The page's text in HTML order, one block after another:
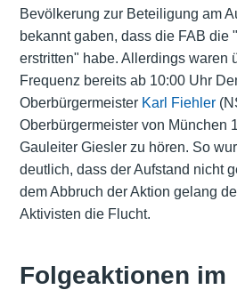
Bevölkerung zur Beteiligung am
bekannt gaben, dass die FAB die
erstritten" habe. Allerdings waren
Frequenz bereits ab 10:00 Uhr
Oberbürgermeister Karl Fiehler
Oberbürgermeister von München
Gauleiter Giesler zu hören. So
deutlich, dass der Aufstand nicht
dem Abbruch der Aktion gelang
Aktivisten die Flucht.
Folgeaktionen im